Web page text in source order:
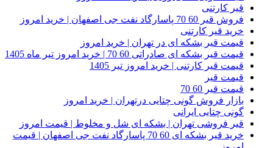
قیر کارتنی
فروش قیر 60 70 پاسارگاد نفت جی اصفهان | خرید امروز
خرید قیر کارتنی
قیمت قیر بشکه ای در تهران | خرید امروز
قیمت قیر بشکه ای صادراتی 60 70 | خرید امروز تیر ماه 1405
قیمت قیر کارتنی | خرید امروز تیر 1405
قیمت قیر
قیمت قیر 60 70
بازار فروش گونی چتایی درتهران | خرید امروز
گونی چتایی ایرانی
قیر فروشی تهران | بشکه ای شل و مخلوط | قیمت امروز
خرید قیر بشکه ای 60 70 پاسارگاد نفت جی اصفهان | قیمت